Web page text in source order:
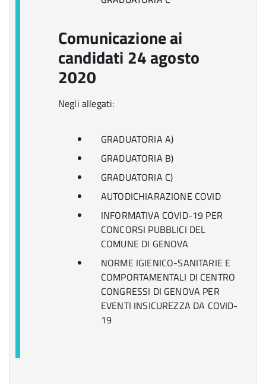
Comunicazione ai
candidati 24 agosto
2020
Negli allegati:
GRADUATORIA A)
GRADUATORIA B)
GRADUATORIA C)
AUTODICHIARAZIONE COVID
INFORMATIVA COVID-19 PER
CONCORSI PUBBLICI DEL
COMUNE DI GENOVA
NORME IGIENICO-SANITARIE E
COMPORTAMENTALI DI CENTRO
CONGRESSI DI GENOVA PER
EVENTI INSICUREZZA DA COVID-
19